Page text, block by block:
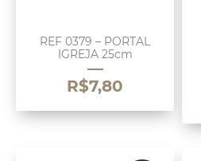
REF 0379 – PORTAL
IGREJA 25cm
R$7,80